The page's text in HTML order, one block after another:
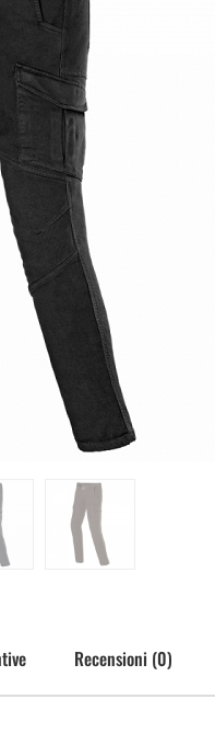
Recensioni (0)